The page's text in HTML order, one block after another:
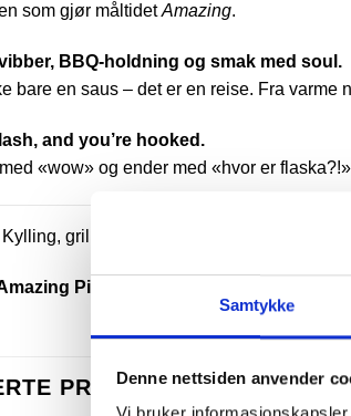
Samtykke
Denne nettsiden anvender
som gjør måltidetAmazing.
BBQ-holdning og smak med soul.
bare en saus – det er en reise. Fra
and you’re hooked.
«wow» og ender med «hvor er
Kylling, grillkjøtt, taco, pizza, scampi, laks,
Piri Piri – Heftig, hetere, helt
PRODUKTER